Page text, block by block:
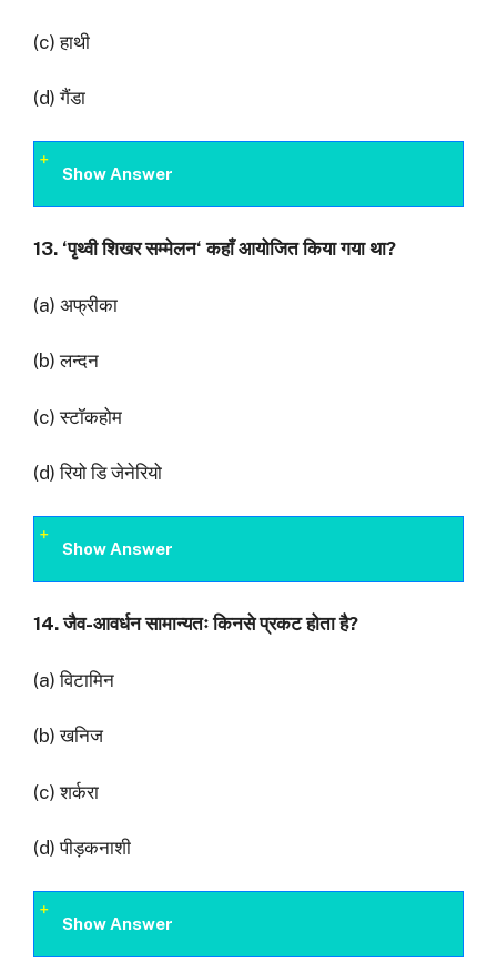
(c) हाथी
(d) गैंडा
Show Answer
13. ‘पृथ्वी शिखर सम्मेलन‘कहाँ आयोजित किया गया था?
(a) अफ्रीका
(b) लन्दन
(c) स्टॉकहोम
(d) रियो डि जेनेरियो
Show Answer
14.जैव-आवर्धन सामान्यतः किनसे प्रकट होता है?
(a) विटामिन
(b) खनिज
(c) शर्करा
(d) पीड़कनाशी
Show Answer